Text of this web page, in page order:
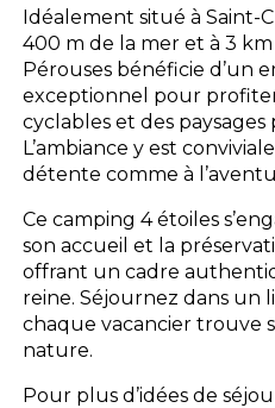
Idéalement situé à Saint-
400 m de la mer et à 3
Pérouses bénéficie d’un
exceptionnel pour
cyclables et des paysages
L’ambiance y est
détente comme à
Ce camping 4 étoiles
son accueil et la
offrant un cadre
reine. Séjournez dans un
chaque vacancier trouve
nature.
Pour plus d’idées de